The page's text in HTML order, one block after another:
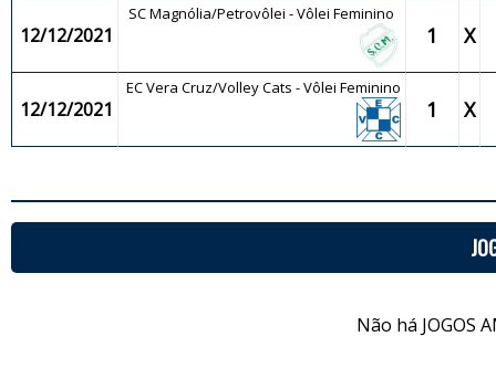
12/12/2021
SC Magnólia/Petrovôlei - Vôlei Feminino
1 X
12/12/2021
EC Vera Cruz/Volley Cats - Vôlei Feminino
1 X
Não há JOGOS